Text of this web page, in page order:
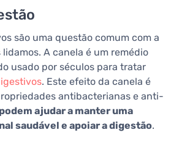
são uma questão comum com a
A canela é um remédio
usado por séculos para tratar
. Este efeito da canela é
antibacterianas e anti-
podem ajudar a manter uma
saudável e apoiar a digestão.